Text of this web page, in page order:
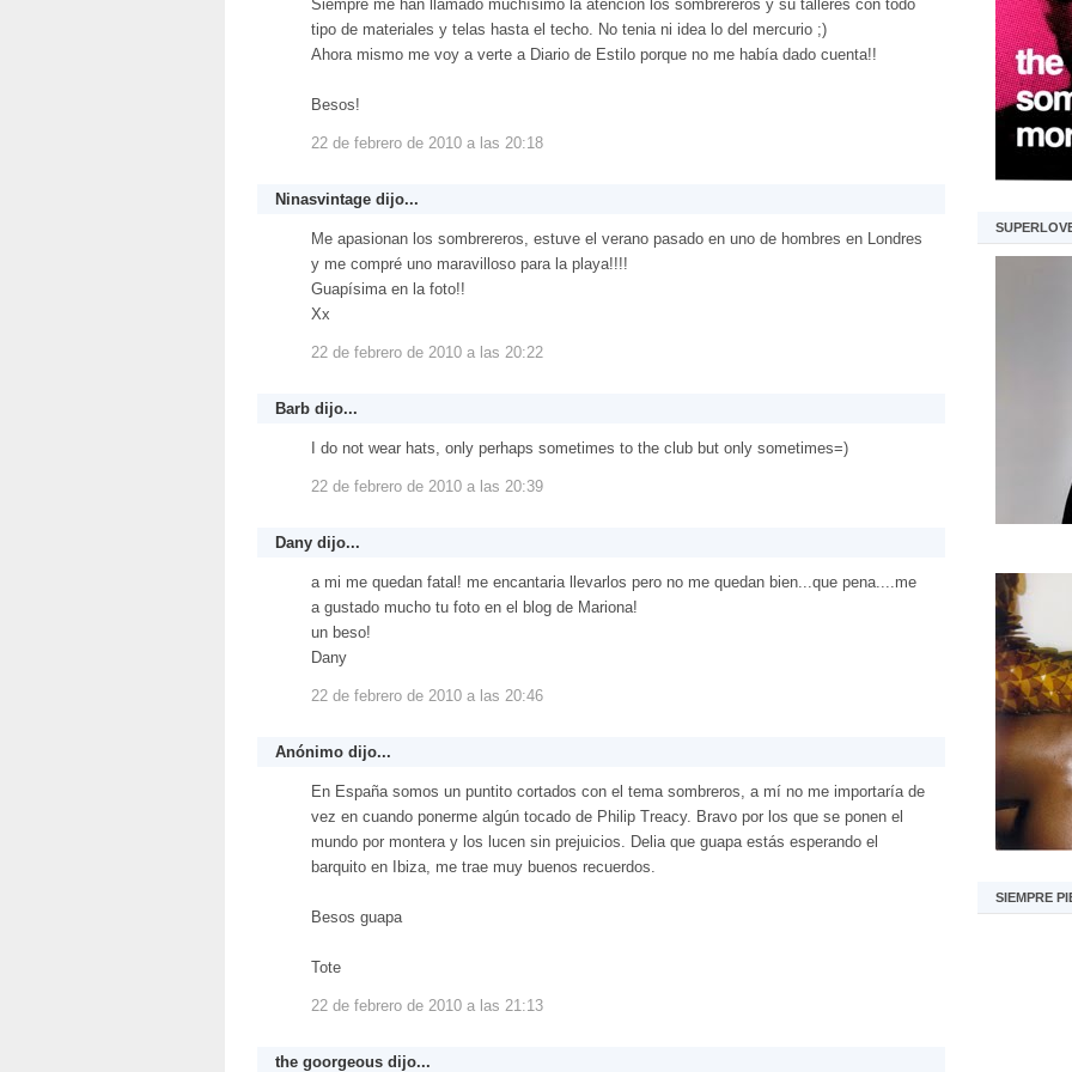
SIEMPRE
Siempre me han llamado muchísimo la atención los sombrereros y su talleres con todo
tipo de materiales y telas hasta el techo. No tenia ni idea lo del mercurio ;)
Ahora mismo me voy a verte a Diario de Estilo porque no me había dado cuenta!!
Besos!
22 de febrero de 2010 a las 20:18
Ninasvintage dijo...
Me apasionan los sombrereros, estuve el verano pasado en uno de hombres en Londres
y me compré uno maravilloso para la playa!!!!
Guapísima en la foto!!
Xx
22 de febrero de 2010 a las 20:22
Barb dijo...
I do not wear hats, only perhaps sometimes to the club but only sometimes=)
22 de febrero de 2010 a las 20:39
Dany dijo...
a mi me quedan fatal! me encantaria llevarlos pero no me quedan bien...que pena....me
a gustado mucho tu foto en el blog de Mariona!
un beso!
Dany
22 de febrero de 2010 a las 20:46
Anónimo dijo...
En España somos un puntito cortados con el tema sombreros, a mí no me importaría de
vez en cuando ponerme algún tocado de Philip Treacy. Bravo por los que se ponen el
mundo por montera y los lucen sin prejuicios. Delia que guapa estás esperando el
barquito en Ibiza, me trae muy buenos recuerdos.
Besos guapa
Tote
22 de febrero de 2010 a las 21:13
the goorgeous dijo...